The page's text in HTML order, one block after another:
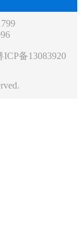
ICP备13083920